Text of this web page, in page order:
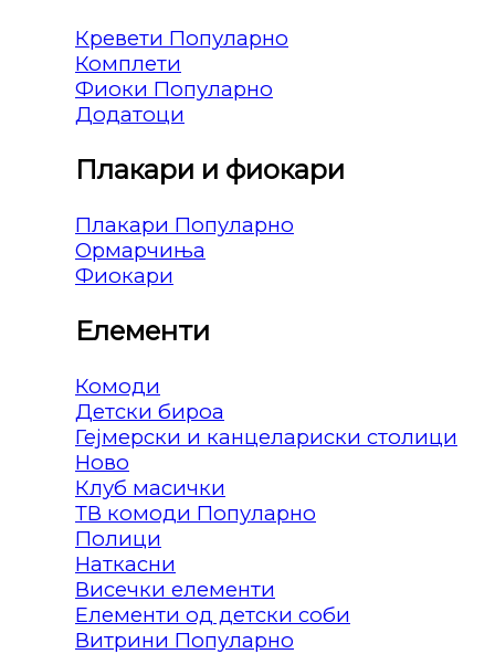
Кревети
Комплети
Фиоки
Додатоци
Плакари и фиокари
Плакари
Ормарчиња
Фиокари
Елементи
Комоди
Детски бироа
Гејмерски и канцелариски столици
Клуб масички
ТВ комоди
Полици
Наткасни
Висечки елементи
Елементи од детски соби
Витрини